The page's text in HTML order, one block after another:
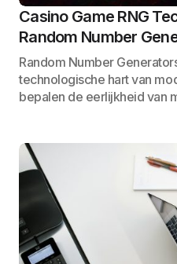
Casino Game RNG
Random Number
Random Number
technologische hart van
bepalen de eerlijkheid van